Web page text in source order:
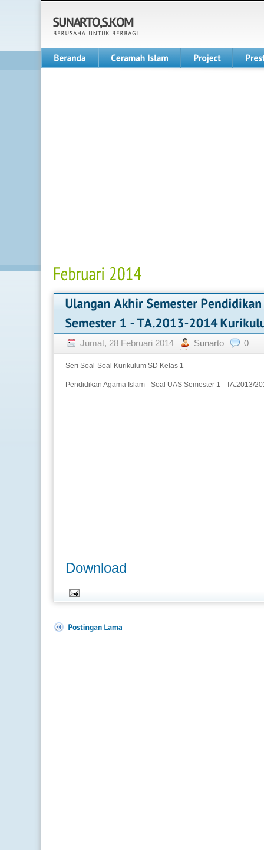
Jumat, 28 Februari 2014 Sunarto 0
Seri Soal-Soal Kurikulum SD Kelas 1
Pendidikan Agama Islam - Soal UAS Semester 1 - TA.2013/
Download